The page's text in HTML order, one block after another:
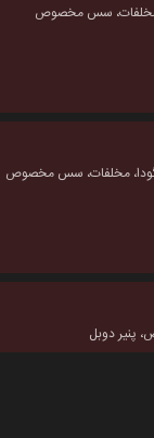
مخلفات، سس مخصوص
گودا، مخلفات، سس مخصوص
پنیر دوبل